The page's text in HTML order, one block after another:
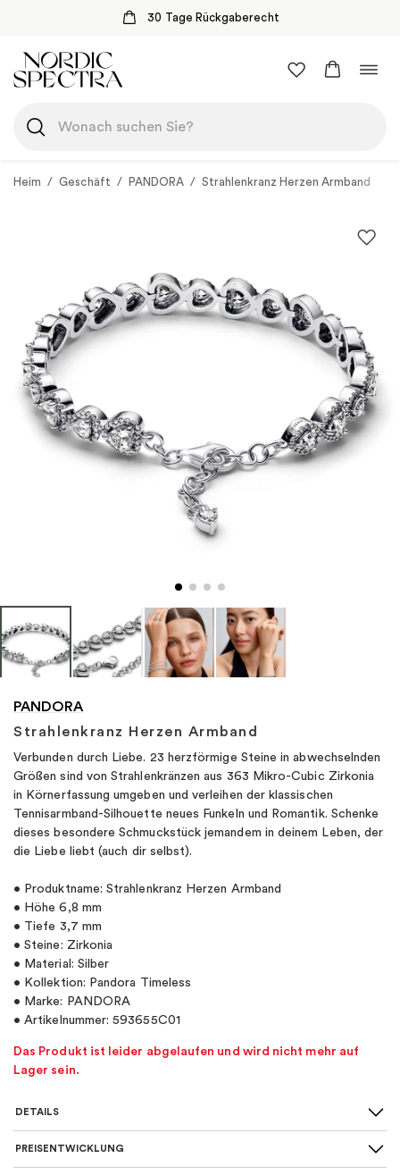
30 Tage Rückgaberecht
Inhalt
springen
Heim / Geschäft / PANDORA / Strahlenkranz Herzen Armband
PANDORA
Strahlenkranz Herzen Armband
Verbunden durch Liebe. 23 herzförmige Steine in abwechselnden
Größen sind von Strahlenkränzen aus 363 Mikro-Cubic Zirkonia
in Körnerfassung umgeben und verleihen der klassischen
Tennisarmband-Silhouette neues Funkeln und Romantik. Schenke
dieses besondere Schmuckstück jemandem in deinem Leben, der
die Liebe liebt (auch dir selbst).
• Produktname: Strahlenkranz Herzen Armband
• Höhe 6,8 mm
• Tiefe 3,7 mm
• Steine: Zirkonia
• Material: Silber
• Kollektion: Pandora Timeless
• Marke: PANDORA
• Artikelnummer: 593655C01
Das Produkt ist leider abgelaufen und wird nicht mehr auf
Lager sein.
DETAILS
Art des Armbands
PREISENTWICKLUNG